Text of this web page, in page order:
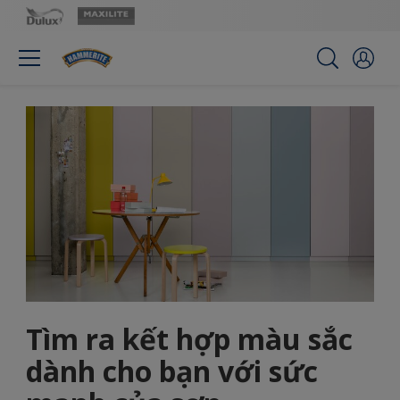
Tìm ra kết hợp màu sắc
dành cho bạn với sức